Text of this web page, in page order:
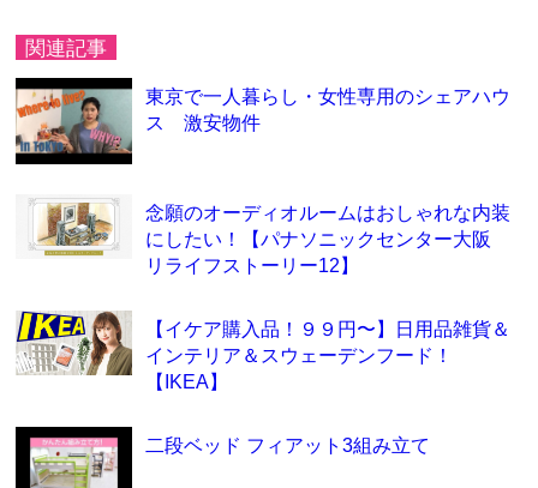
関連記事
東京で一人暮らし・女性専用のシェアハウ
ス 激安物件
念願のオーディオルームはおしゃれな内装
にしたい！【パナソニックセンター大阪
リライフストーリー12】
【イケア購入品！９９円〜】日用品雑貨＆
インテリア＆スウェーデンフード！
【IKEA】
二段ベッド フィアット3組み立て